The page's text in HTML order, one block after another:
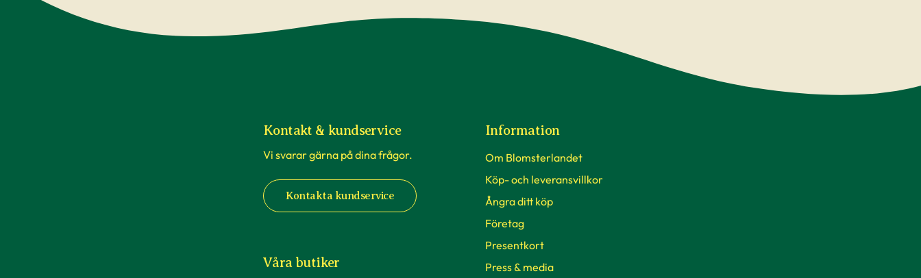
Kontakt & kundservice
Vi svarar gärna på dina frågor.
Kontakta kundservice
Våra butiker
Information
Om Blomsterlandet
Köp- och leveransvillkor
Ångra ditt köp
Företag
Presentkort
Press & media